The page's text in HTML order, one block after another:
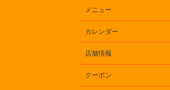
メニュー
カレンダー
店舗情報
クーポン